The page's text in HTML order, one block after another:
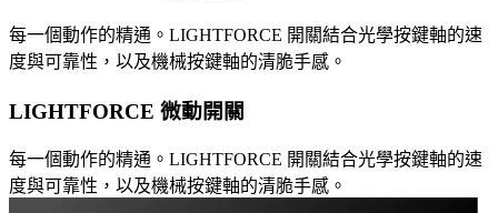
每一個動作的精通。LIGHTFORCE 開關結合光學按鍵軸的速
度與可靠性，以及機械按鍵軸的清脆手感。
LIGHTFORCE 微動開關
每一個動作的精通。LIGHTFORCE 開關結合光學按鍵軸的速
度與可靠性，以及機械按鍵軸的清脆手感。